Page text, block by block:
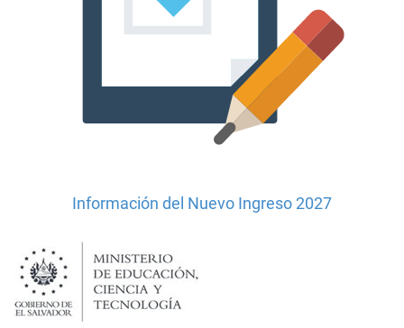
Información del Nuevo Ingreso 2027